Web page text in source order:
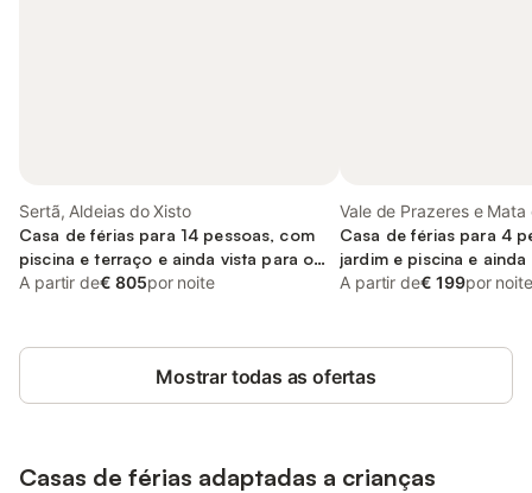
Sertã, Aldeias do Xisto
Casa de férias para 14 pessoas, com
piscina e terraço e ainda vista para o
lago and varanda/terraço
A partir de€ 805por noite
Vale de Prazeres e Mata
Aldeias do Xisto
Casa de férias para 4
jardim e piscina e ainda
A partir de€ 199por noite
Mostrar todas as ofertas
Casas de férias adaptadas a crianças